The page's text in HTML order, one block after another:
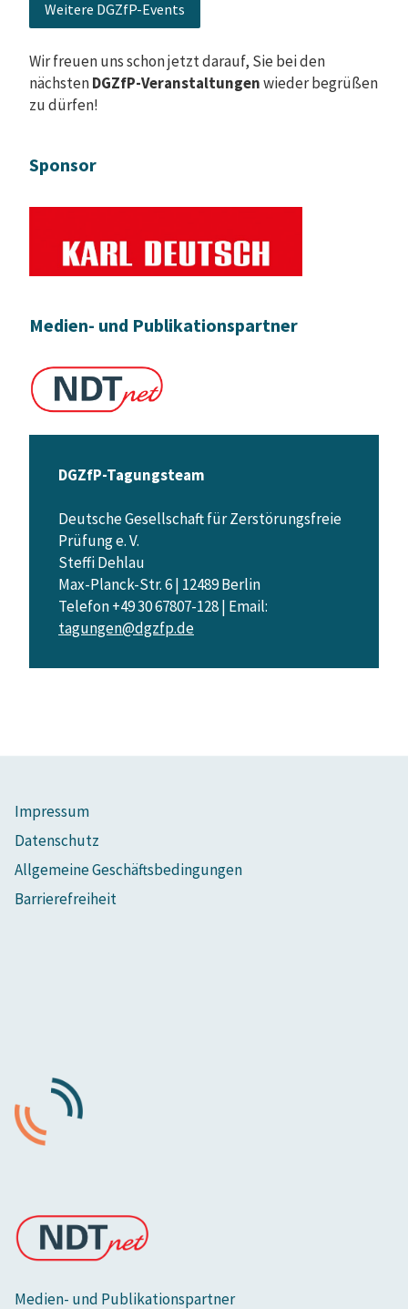
Weitere DGZfP-Events
Wir freuen uns schon jetzt darauf, Sie bei den
nächstenDGZfP-Veranstaltungenwieder begrüßen
zu dürfen!
Sponsor
Medien- und Publikationspartner
DGZfP-Tagungsteam
Deutsche Gesellschaft für Zerstörungsfreie
Prüfung e. V.
Steffi Dehlau
Max-Planck-Str. 6 | 12489 Berlin
Telefon +49 30 67807-128 | Email:
tagungen@dgzfp.de
Impressum
Datenschutz
Allgemeine Geschäftsbedingungen
Barrierefreiheit
Medien- und Publikationspartner